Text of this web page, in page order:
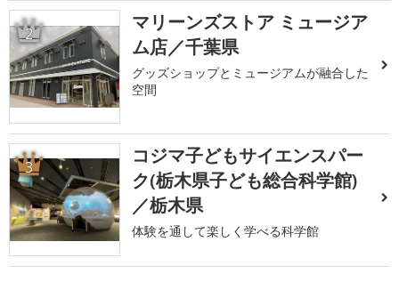
2
マリーンズストア ミュージア
ム店／千葉県
グッズショップとミュージアムが融合した
空間
3
コジマ子どもサイエンスパー
ク(栃木県子ども総合科学館)
／栃木県
体験を通して楽しく学べる科学館